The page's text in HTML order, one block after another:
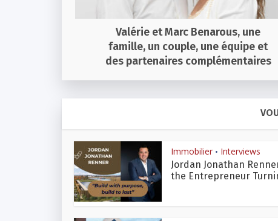
Valérie et Marc Benarous, une
famille, un couple, une équipe et
des partenaires complémentaires
Immobilier • Interviews
Jordan Jonathan
the Entrepreneur